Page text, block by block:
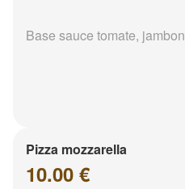
Base sauce tomate, jambon
Pizza mozzarella
10.00 €